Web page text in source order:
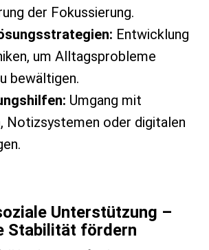
der Fokussierung.
Entwicklung
um Alltagsprobleme
bewältigen.
Umgang mit
Notizsystemen oder digitalen
Unterstützung –
Stabilität fördern